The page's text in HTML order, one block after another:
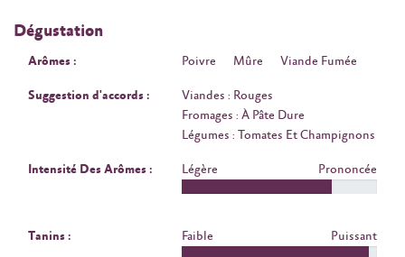
Dégustation
Arômes : Poivre Mûre Viande Fumée
Suggestion d'accords :
Viandes : Rouges
Fromages : À Pâte Dure
Légumes : Tomates Et Champignons
Intensité Des Arômes : Légère Prononcée
Tanins : Faible Puissant